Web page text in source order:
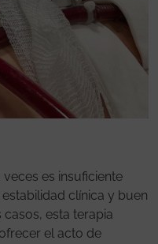
es insuficiente
clínica y buen
esta terapia
el acto de